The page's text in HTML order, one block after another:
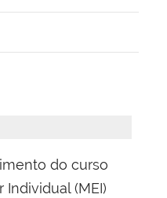
do curso
(MEI)